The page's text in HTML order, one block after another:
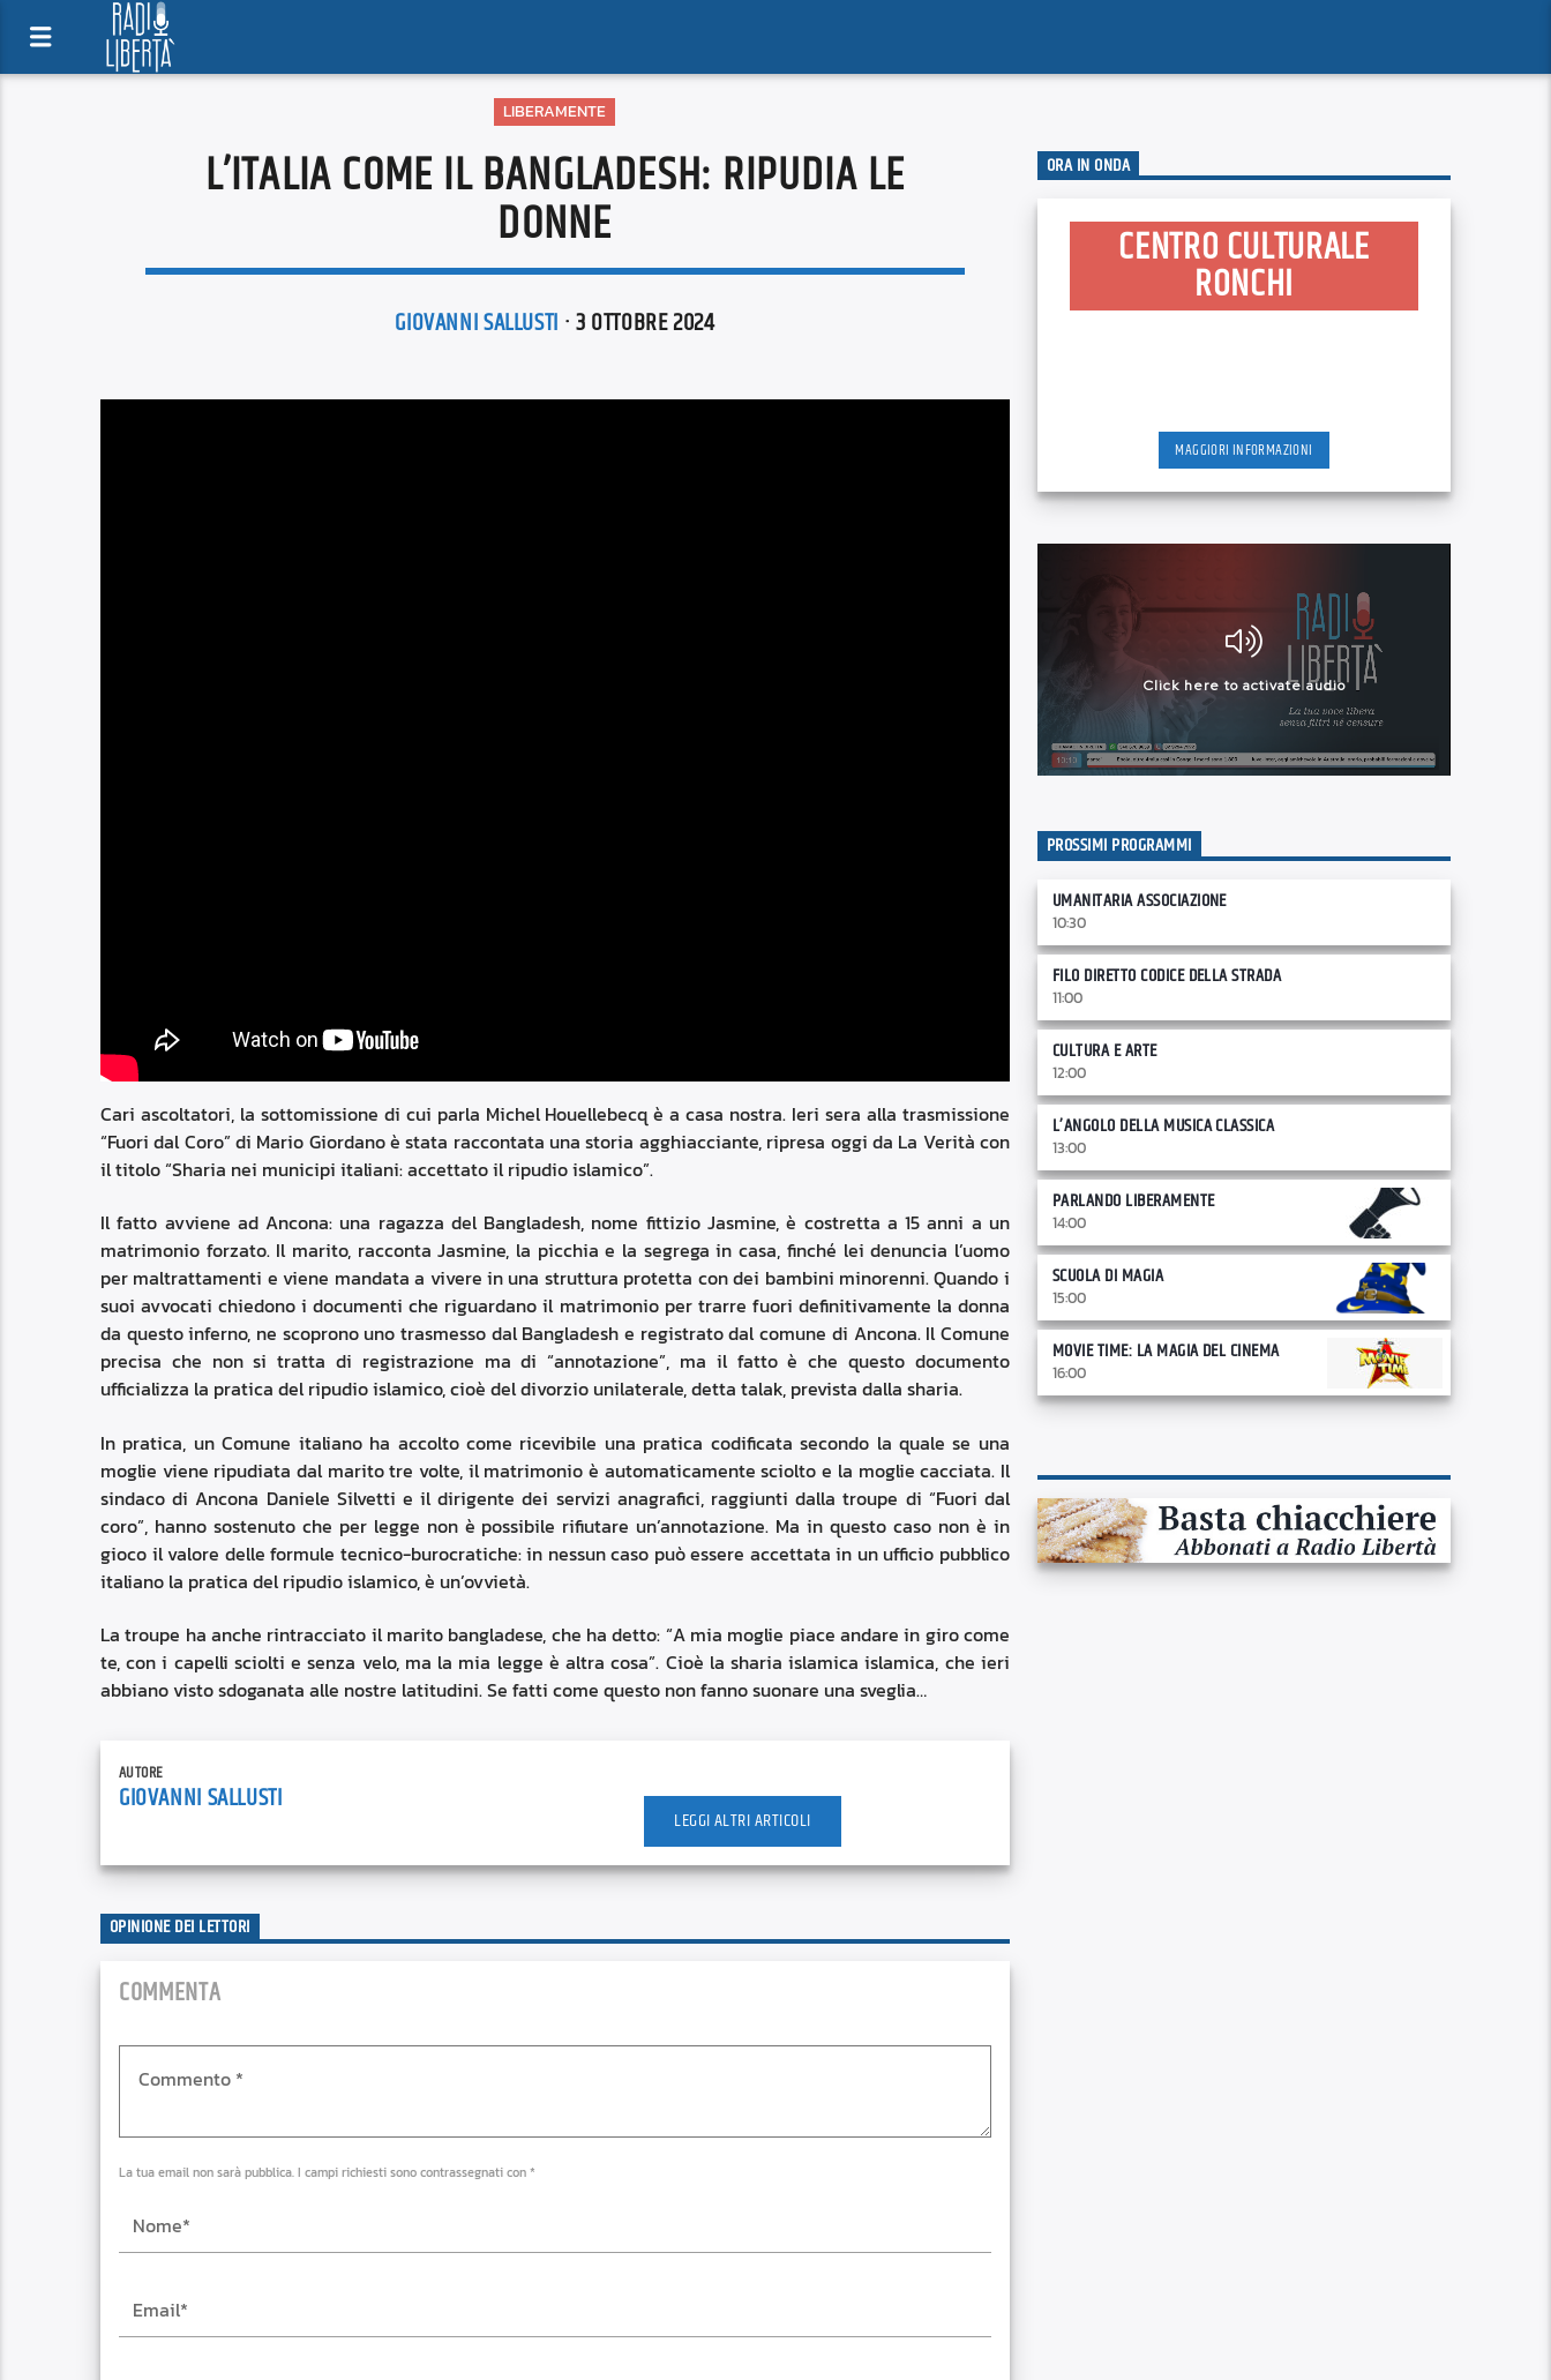
LIBERAMENTE
L’ITALIA COME IL BANGLADESH: RIPUDIA LE
DONNE
GIOVANNI SALLUSTI · 3 OTTOBRE 2024
Cari ascoltatori, la sottomissione di cui parla Michel Houellebecq è a casa nostra. Ieri sera alla trasmissione
“Fuori dal Coro” di Mario Giordano è stata raccontata una storia agghiacciante, ripresa oggi da La Verità con
il titolo “Sharia nei municipi italiani: accettato il ripudio islamico”.
Il fatto avviene ad Ancona: una ragazza del Bangladesh, nome fittizio Jasmine, è costretta a 15 anni a un
matrimonio forzato. Il marito, racconta Jasmine, la picchia e la segrega in casa, finché lei denuncia l’uomo
per maltrattamenti e viene mandata a vivere in una struttura protetta con dei bambini minorenni. Quando i
suoi avvocati chiedono i documenti che riguardano il matrimonio per trarre fuori definitivamente la donna
da questo inferno, ne scoprono uno trasmesso dal Bangladesh e registrato dal comune di Ancona. Il Comune
precisa che non si tratta di registrazione ma di “annotazione”, ma il fatto è che questo documento
ufficializza la pratica del ripudio islamico, cioè del divorzio unilaterale, detta talak, prevista dalla sharia.
In pratica, un Comune italiano ha accolto come ricevibile una pratica codificata secondo la quale se una
moglie viene ripudiata dal marito tre volte, il matrimonio è automaticamente sciolto e la moglie cacciata. Il
sindaco di Ancona Daniele Silvetti e il dirigente dei servizi anagrafici, raggiunti dalla troupe di “Fuori dal
coro”, hanno sostenuto che per legge non è possibile rifiutare un’annotazione. Ma in questo caso non è in
gioco il valore delle formule tecnico-burocratiche: in nessun caso può essere accettata in un ufficio pubblico
italiano la pratica del ripudio islamico, è un’ovvietà.
La troupe ha anche rintracciato il marito bangladese, che ha detto: “A mia moglie piace andare in giro come
te, con i capelli sciolti e senza velo, ma la mia legge è altra cosa”. Cioè la sharia islamica islamica, che ieri
abbiano visto sdoganata alle nostre latitudini. Se fatti come questo non fanno suonare una sveglia…
AUTORE
GIOVANNI SALLUSTI
LEGGI ALTRI ARTICOLI
OPINIONE DEI LETTORI
COMMENTA
La tua email non sarà pubblica. I campi richiesti sono contrassegnati con *
ORA IN ONDA
CENTRO CULTURALE
RONCHI
MAGGIORI INFORMAZIONI
PROSSIMI PROGRAMMI
UMANITARIA ASSOCIAZIONE
10:30
FILO DIRETTO CODICE DELLA STRADA
11:00
CULTURA E ARTE
12:00
L’ANGOLO DELLA MUSICA CLASSICA
13:00
PARLANDO LIBERAMENTE
14:00
SCUOLA DI MAGIA
15:00
MOVIE TIME: LA MAGIA DEL CINEMA
16:00